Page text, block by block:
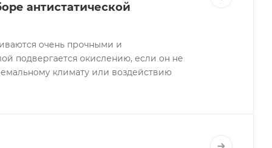
антистатической
очень прочными и
подвергается окислению, если он не
климату или воздействию